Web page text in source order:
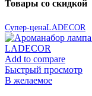
Товары со скидкой
Супер-ценаLADECOR
Add to compare
Быстрый просмотр
В желаемое